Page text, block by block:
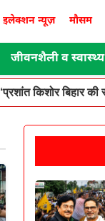
इलेक्शन न्यूज़ मौसम
जीवनशैली व स्वास्थ्य
‘प्रशांत किशोर बिहार